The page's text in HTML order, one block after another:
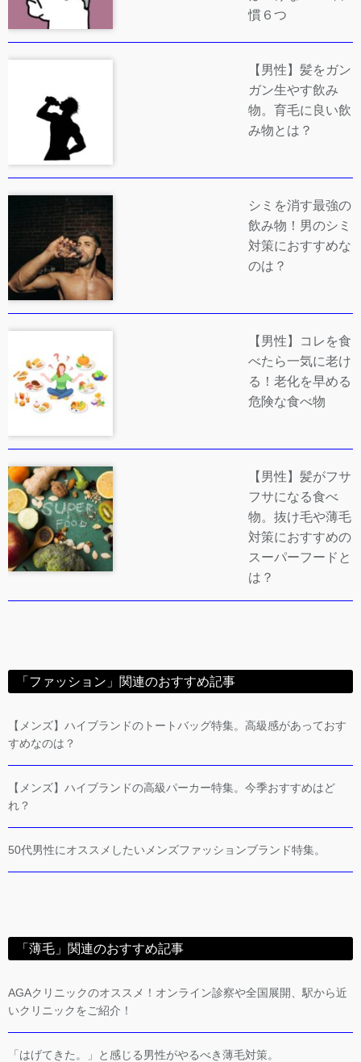
慣６つ
【男性】髪をガン
ガン生やす飲み
物。育毛に良い飲
み物とは？
シミを消す最強の
飲み物！男のシミ
対策におすすめな
のは？
【男性】コレを食
べたら一気に老け
る！老化を早める
危険な食べ物
【男性】髪がフサ
フサになる食べ
物。抜け毛や薄毛
対策におすすめの
スーパーフードと
は？
「ファッション」関連のおすすめ記事
【メンズ】ハイブランドのトートバッグ特集。高級感があっておす
すめなのは？
【メンズ】ハイブランドの高級パーカー特集。今季おすすめはど
れ？
50代男性にオススメしたいメンズファッションブランド特集。
「薄毛」関連のおすすめ記事
AGAクリニックのオススメ！オンライン診察や全国展開、駅から近
いクリニックをご紹介！
「はげてきた。」と感じる男性がやるべき薄毛対策。